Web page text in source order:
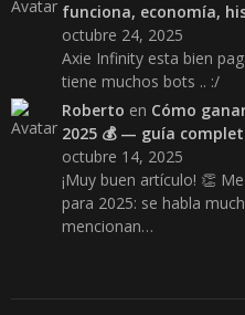
funciona, economía,
octubre 24, 2025
Axie Infinity esta bien
tiene muchos bots .. :/
Roberto en Cómo
2025 💰 — guía
octubre 14, 2025
¡Muy buen artículo! 👏
para 2025: se habla
mencionan…